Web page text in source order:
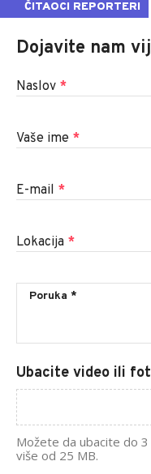
ČITAOCI REPORTERI
Dojavite nam
Naslov *
Vaše ime *
E-mail *
Lokacija *
Ubacite video ili
Možete da ubacite do
više od 25 MB.